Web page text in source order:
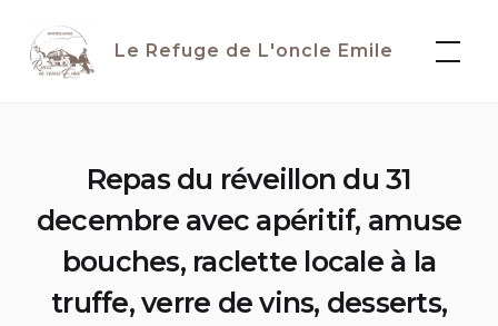
content
Le Refuge de L'oncle Emile
Repas du réveillon du 31
decembre avec apéritif, amuse
bouches, raclette locale à la
truffe, verre de vins, desserts,